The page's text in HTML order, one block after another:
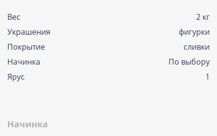
Вес
2 кг
Украшения
фигурки
Покрытие
сливки
Начинка
По выбору
Ярус
1
Начинка